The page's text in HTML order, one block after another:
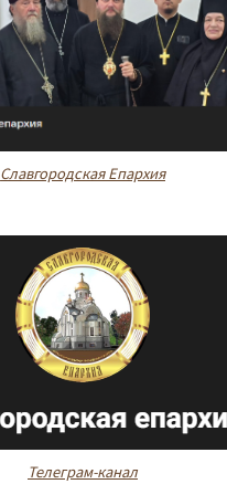
Славгородская Епархия
Телеграм-канал